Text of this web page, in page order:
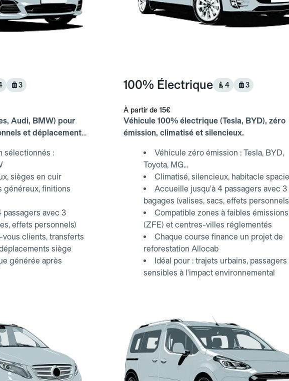
3
Audi, BMW) pour
et déplacements
sélectionnés :
sièges en cuir
généreux, finitions
avec 3
effets personnels)
vous clients, transferts
siège
générée après
100% Électrique 4 3
À partir de 15€
Véhicule 100% électrique (Tesla, BYD), zéro
émission, climatisé et silencieux.
Véhicule zéro émission : Tesla, BYD,
Toyota, MG...
Climatisé, silencieux, habitacle
Accueille jusqu'à 4 passagers avec 3
bagages (valises, sacs, effets
Compatible zones à faibles émissions
(ZFE) et centres-villes réglementés
Chaque course finance un projet de
reforestation Allocab
Idéal pour : trajets urbains, passagers
sensibles à l'impact environnemental